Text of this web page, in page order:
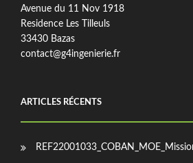
Avenue du 11 Nov 1918
Residence Les Tilleuls
33430 Bazas
contact@g4ingenierie.fr
ARTICLES RÉCENTS